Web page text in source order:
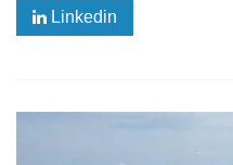
Linkedin